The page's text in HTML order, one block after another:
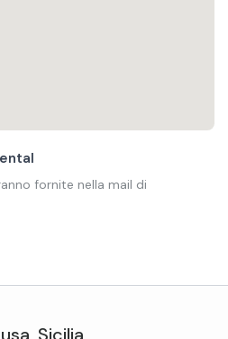
fornite nella mail di
Sicilia